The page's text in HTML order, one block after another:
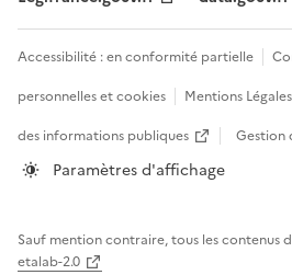
Accessibilité : en conformité partielle
personnelles et cookies
Mentions Légales
des informations publiques
Gestion
Paramètres d'affichage
Sauf mention contraire, tous les contenus
etalab-2.0